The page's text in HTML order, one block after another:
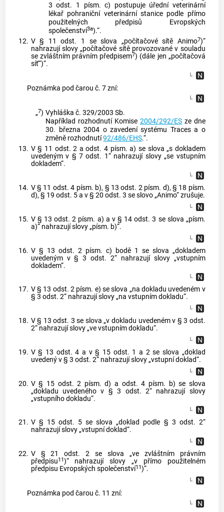
3 odst. 1 písm. c) postupuje úřední veterinární
lékař pohraniční veterinární stanice podle přímo
použitelných předpisů Evropských
společenství3a).“.
12. V § 11 odst. 1 se slova „počítačové sítě Animo7)“
nahrazují slovy „počítačové sítě provozované v souladu
se zvláštním právním předpisem7) (dále jen „počítačová
síť“)“.
Poznámka pod čarou č. 7 zní:
„7) Vyhláška č. 329/2003 Sb.
Například rozhodnutí Komise 2004/292/ES ze dne
30. března 2004 o zavedení systému Traces a o
změně rozhodnutí92/486/EHS.“.
13. V § 11 odst. 2 a odst. 4 písm. a) se slova „s dokladem
uvedeným v § 7 odst. 1“ nahrazují slovy „se vstupním
dokladem“.
14. V § 11 odst. 4 písm. b), § 13 odst. 2 písm. d), § 18 písm.
d), § 19 odst. 5 a v § 20 odst. 3 se slovo „Animo“ zrušuje.
15. V § 13 odst. 2 písm. a) a v § 14 odst. 3 se slova „písm.
a)“ nahrazují slovy „písm. b)“.
16. V § 13 odst. 2 písm. c) bodě 1 se slova „dokladem
uvedeným v § 3 odst. 2“ nahrazují slovy „vstupním
dokladem“.
17. V § 13 odst. 2 písm. e) se slova „na dokladu uvedeném v
§ 3 odst. 2“ nahrazují slovy „na vstupním dokladu“.
18. V § 13 odst. 3 se slova „v dokladu uvedeném v § 3 odst.
2“ nahrazují slovy „ve vstupním dokladu“.
19. V § 13 odst. 4 a v § 15 odst. 1 a 2 se slova „doklad
uvedený v § 3 odst. 2“ nahrazují slovy „vstupní doklad“.
20. V § 15 odst. 2 písm. d) a odst. 4 písm. b) se slova
„dokladu uvedeného v § 3 odst. 2“ nahrazují slovy
„vstupního dokladu“.
21. V § 15 odst. 5 se slova „doklad podle § 3 odst. 2“
nahrazují slovy „vstupní doklad“.
22. V § 21 odst. 2 se slova „ve zvláštním právním
předpisu11)“ nahrazují slovy „v přímo použitelném
předpisu Evropských společenství11)“.
Poznámka pod čarou č. 11 zní: